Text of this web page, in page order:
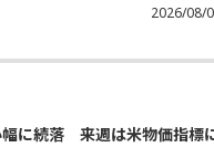
2026/08/
幅に続落 来週は米物価指標